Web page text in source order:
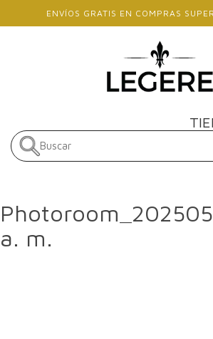
Skip to main content
ENVÍOS GRATIS EN COMPRAS
a. m.